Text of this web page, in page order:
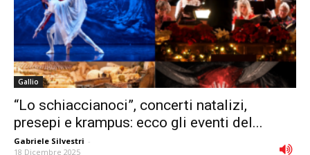
Gallio
“Lo schiaccianoci”, concerti natalizi,
presepi e krampus: ecco gli eventi del...
Gabriele Silvestri -
18 Dicembre 2025